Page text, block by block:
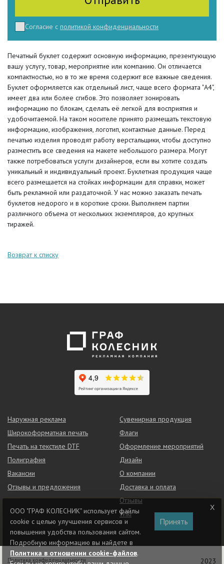
Согласие с политикой конфиденциальности
Печатный буклет содержит основную информацию, презентующую
вашу услугу, товар, мероприятие или компанию. Он отличается
компактностью, но в то же время содержит все важные сведения.
Буклет оформляется как отдельный лист, чаще всего формата "А4",
имеет два или более сгибов. Это позволяет зонировать
информацию по блокам, сделать её легкой для восприятия и
удобочитаемой. На таком носителе принято размещать текстовую
информацию, изображения, логотип, контактные данные. Перед
печатью изделия проводят работу верстальщики, чтобы доступно
разместить все сведения на макете небольшого размера. Могут
также потребоваться услуги дизайнеров, если вы хотите создать
уникальный и индивидуальный проект. Буклетная продукция чаще
всего размещается на стойках информации для справки, может
быть рекламной или раздаточной. У нас можно заказать печать
буклетов недорого и в короткие сроки. Выполняем партии
различного объема от нескольких экземпляров, до крупных
тиражей.
Возврат к списку
Наружная реклама
Широкоформатная печать
Печать на текстиле DTF
Полиграфия
Сувенирная продукция
Флаги
Оформление мероприятий
Дизайн
Вакансии
Отзывы и предложения
О компании
Доставка и оплата
Отзывы
Wiki
Политика конфиденциальности 2023
ООО "ГРАФ КОЛЕСНИК" использует файлы
cookie с целью улучшения сервисов и
повышения удобства пользования сайтом.
Подробную информацию вы найдете в
Политика в отношении cookie-файлов.
Принять